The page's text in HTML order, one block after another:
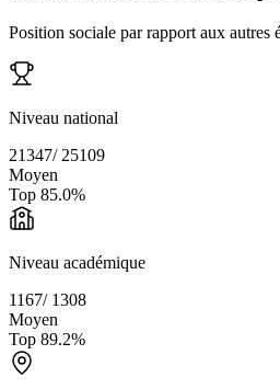
Position sociale par rapport aux autres
Niveau national
21347/ 25109
Moyen
Top 85.0%
Niveau académique
1167/ 1308
Moyen
Top 89.2%